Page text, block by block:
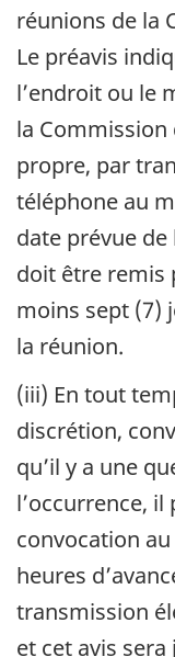
réunions de la
Le préavis
l’endroit ou le
la
propre, par
téléphone au
date prévue
doit être remis
moins sept (7)
la réunion.
(iii) En tout
discrétion,
qu’il y a une
l’occurrence,
convocation
heures
transmission
et cet avis